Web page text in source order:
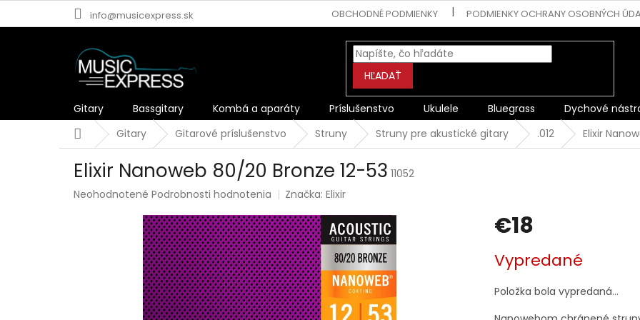
info@musicexpress.sk OBCHODNÉ PODMIENKY PODMIENKY OCHRANY OSOBNÝCH
HĽADAŤ
Gitary Bassgitary Kombá a aparáty Príslušenstvo Ukulele Bluegrass Dychové
DomovGitary Gitarové príslušenstvo Struny Struny pre akustické gitary .012 Elixir
Elixir Nanoweb 80/20 Bronze 12-53 11052
Priemerné
Neohodnotené Podrobnosti hodnotenia Značka:Elixir
€18
cena:
Vypredané
Položka bola vypredaná…